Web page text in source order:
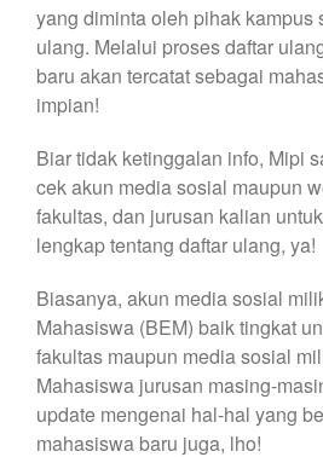
yang diminta oleh pihak kampus
ulang. Melalui proses daftar
baru akan tercatat sebagai
impian!
Biar tidak ketinggalan info, Mipi
cek akun media sosial maupun
fakultas, dan jurusan kalian
lengkap tentang daftar ulang, ya!
Biasanya, akun media sosial
Mahasiswa (BEM) baik tingkat
fakultas maupun media sosial
Mahasiswa jurusan masing-
update mengenai hal-hal yang
mahasiswa baru juga, lho!